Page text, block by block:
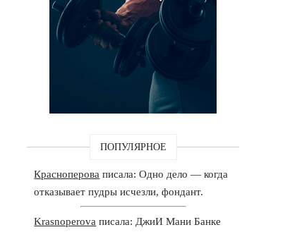
ПОПУЛЯРНОЕ
Красноперова писала: Одно дело — когда
отказывает пудры исчезли, фондант.
Krasnoperova писала: ДжиИ Мани Банке